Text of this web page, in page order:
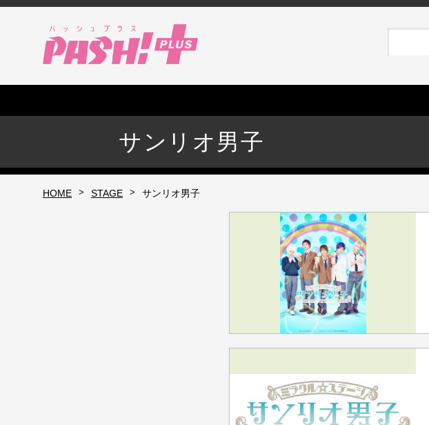
サンリオ男子
HOME > STAGE > サンリオ男子